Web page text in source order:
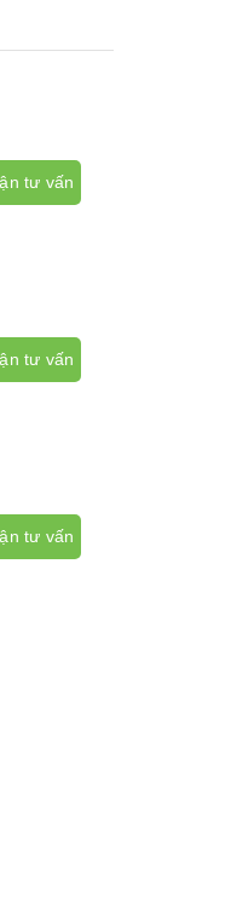
gì?
nào hãy...
tư vấn
tư vấn
tư vấn